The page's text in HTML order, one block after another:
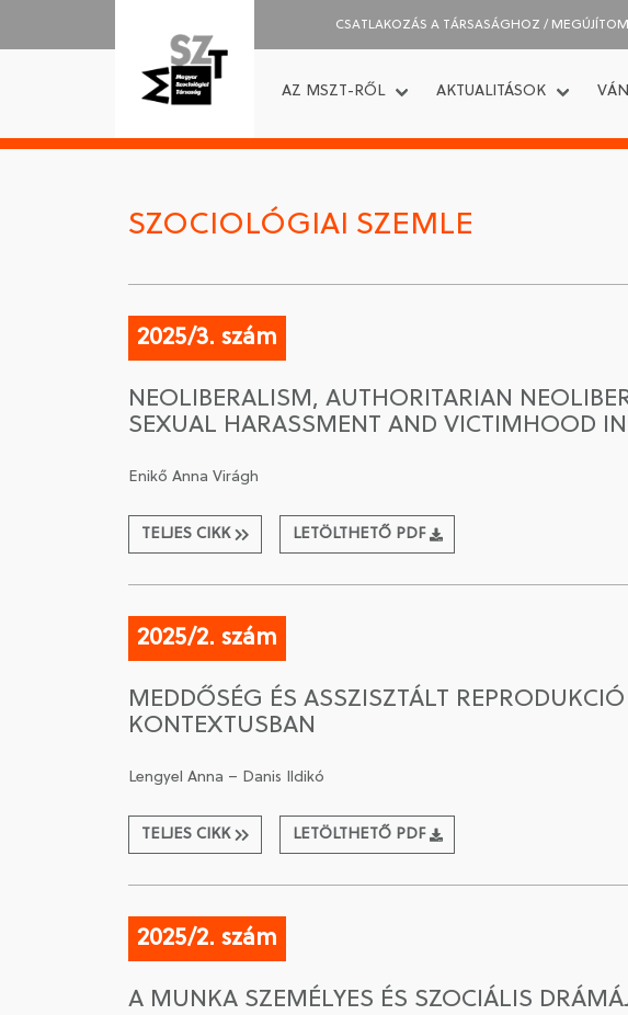
CSATLAKOZÁS A TÁRSASÁGHOZ /
AZ MSZT-RŐL AKTUALITÁSOK
SZOCIOLÓGIAI SZEMLE
2025/3. szám
NEOLIBERALISM, AUTHORITARIAN
SEXUAL HARASSMENT AND VICTIMHOOD
Enikő Anna Virágh
TELJES CIKK LETÖLTHETŐ PDF
2025/2. szám
MEDDŐSÉG ÉS ASSZISZTÁLT
KONTEXTUSBAN
Lengyel Anna – Danis Ildikó
TELJES CIKK LETÖLTHETŐ PDF
2025/2. szám
A MUNKA SZEMÉLYES ÉS SZOCIÁLIS